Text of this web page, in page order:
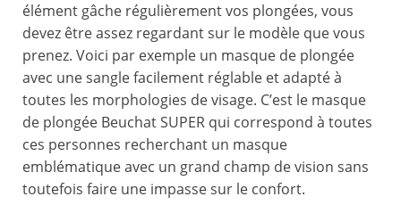
élément gâche régulièrement vos plongées, vous
devez être assez regardant sur le modèle que vous
prenez. Voici par exemple un masque de plongée
avec une sangle facilement réglable et adapté à
toutes les morphologies de visage. C’est le masque
de plongée Beuchat SUPER qui correspond à toutes
ces personnes recherchant un masque
emblématique avec un grand champ de vision sans
toutefois faire une impasse sur le confort.